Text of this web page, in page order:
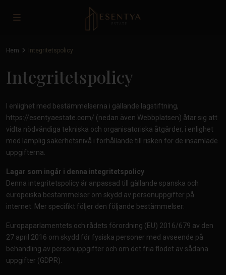
Hem Integritetspolicy
Integritetspolicy
I enlighet med bestämmelserna i gällande lagstiftning,
https://esentyaestate.com/ (nedan även Webbplatsen) åtar sig att
vidta nödvändiga tekniska och organisatoriska åtgärder, i enlighet
med lämplig säkerhetsnivå i förhållande till risken för de insamlade
uppgifterna.
Lagar som ingår i denna integritetspolicy
Denna integritetspolicy är anpassad till gällande spanska och
europeiska bestämmelser om skydd av personuppgifter på
internet. Mer specifikt följer den följande bestämmelser:
Europaparlamentets och rådets förordning (EU) 2016/679 av den
27 april 2016 om skydd för fysiska personer med avseende på
behandling av personuppgifter och om det fria flödet av sådana
uppgifter (GDPR).